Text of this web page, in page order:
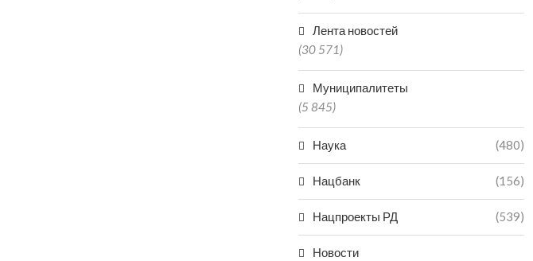
Лента новостей
(30 571)
Муниципалитеты
(5 845)
Наука (480)
Нацбанк (156)
Нацпроекты РД (539)
Новости